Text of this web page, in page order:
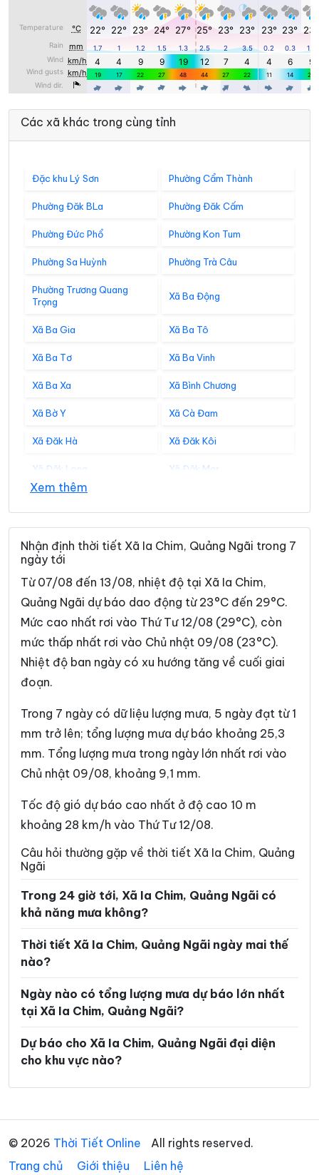
Các xã khác trong cùng tỉnh
Đặc khu Lý Sơn Phường Cẩm Thành
Phường Đăk BLa Phường Đăk Cấm
Phường Đức Phổ Phường Kon Tum
Phường Sa Huỳnh Phường Trà Câu
Phường Trương Quang
Trọng
Xã Ba Động
Xã Ba Gia Xã Ba Tô
Xã Ba Tơ Xã Ba Vinh
Xã Ba Xa Xã Bình Chương
Xã Bờ Y Xã Cà Đam
Xã Đăk Hà Xã Đăk Kôi
Xã Đăk Long Xã Đăk Mar
Xã Đăk Môn
Xã Đăk Plô Xã Đăk Pxi
Xã Đăk Rơ Wa Xã Đăk Rve
Xã Đăk Sao Xã Đăk Tô
Xã Đăk Tờ Kan Xã Đăk Ui
Xã Đặng Thùy Trâm Xã Đình Cương
Xã Đông Sơn Xã Đông Trà Bồng
Xã Dục Nông
Xã Ia Tơi Xã Khánh Cường
Xã Kon Braih Xã Kon Đào
Xã Kon Plông Xã Lân Phong
Xã Long Phụng Xã Măng Bút
Xã Măng Đen Xã Măng Ri
Xã Minh Long Xã Mỏ Cày
Xã Nghĩa Giang
Xã Ngọk Bay Xã Ngọk Réo
Xã Ngọk Tụ
Xã Phước Giang Xã Rờ Kơi
Xã Sa Bình Xã Sa Loong
Xã Sa Thầy Xã Sơn Hà
Xã Sơn Tây Xã Sơn Tây Hạ
Xã Sơn Tây Thượng Xã Sơn Tịnh
Xem thêm
Nhận định thời tiết Xã Ia Chim, Quảng Ngãi trong 7
ngày tới
Từ 07/08 đến 13/08, nhiệt độ tại Xã Ia Chim,
Quảng Ngãi dự báo dao động từ 23°C đến 29°C.
Mức cao nhất rơi vào Thứ Tư 12/08 (29°C), còn
mức thấp nhất rơi vào Chủ nhật 09/08 (23°C).
Nhiệt độ ban ngày có xu hướng tăng về cuối giai
đoạn.
Trong 7 ngày có dữ liệu lượng mưa, 5 ngày đạt từ 1
mm trở lên; tổng lượng mưa dự báo khoảng 25,3
mm. Tổng lượng mưa trong ngày lớn nhất rơi vào
Chủ nhật 09/08, khoảng 9,1 mm.
Tốc độ gió dự báo cao nhất ở độ cao 10 m
khoảng 28 km/h vào Thứ Tư 12/08.
Câu hỏi thường gặp về thời tiết Xã Ia Chim, Quảng
Ngãi
Trong 24 giờ tới, Xã Ia Chim, Quảng Ngãi có
khả năng mưa không?
Thời tiết Xã Ia Chim, Quảng Ngãi ngày mai thế
nào?
Ngày nào có tổng lượng mưa dự báo lớn nhất
tại Xã Ia Chim, Quảng Ngãi?
Dự báo cho Xã Ia Chim, Quảng Ngãi đại diện
cho khu vực nào?
© 2026 Thời Tiết Online
All rights reserved.
Trang chủ
Giới thiệu Liên hệ